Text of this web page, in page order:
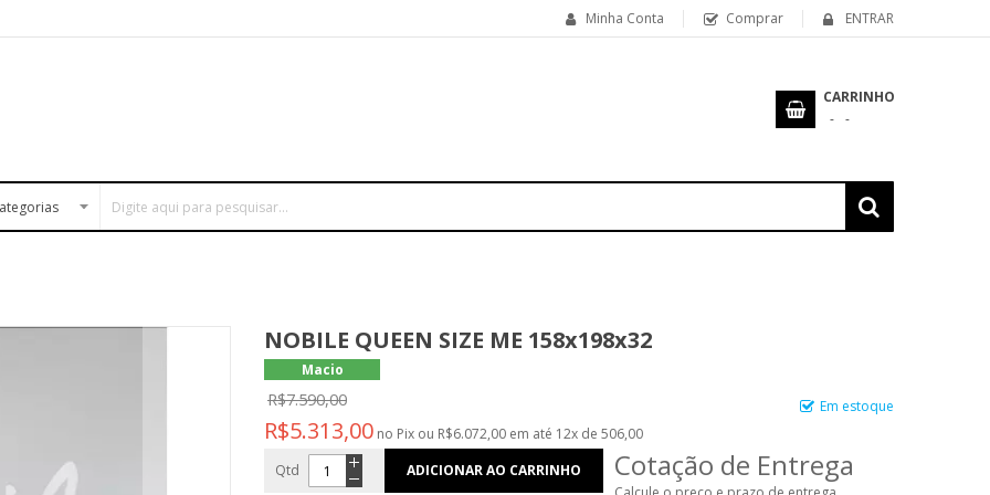
Minha Conta Comprar ENTRAR
CARRINHO
NOBILE QUEEN SIZE ME 158x198x32
Macio
Em estoque
R$7.590,00
R$5.313,00 no Pix ou R$6.072,00 em até 12x de 506,00
Qtd
ADICIONAR AO CARRINHO Cotação de Entrega